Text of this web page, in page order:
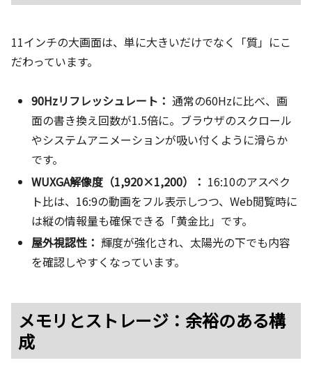
11インチの大画面は、単に大きいだけでなく「質」にこ
だわっています。
90Hzリフレッシュレート： 通常の60Hzに比べ、画
面の書き換え回数が1.5倍に。ブラウザのスクロール
やシステムアニメーションが吸い付くように滑らか
です。
WUXGA解像度（1,920×1,200）： 16:10のアスペク
ト比は、16:9の動画をフル表示しつつ、Web閲覧時に
は縦の情報量も確保できる「黄金比」です。
屋外視認性： 輝度が強化され、太陽光の下でも内容
を確認しやすくなっています。
メモリとストレージ：余裕のある構
成